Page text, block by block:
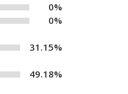
0%
0%
31.15%
49.18%